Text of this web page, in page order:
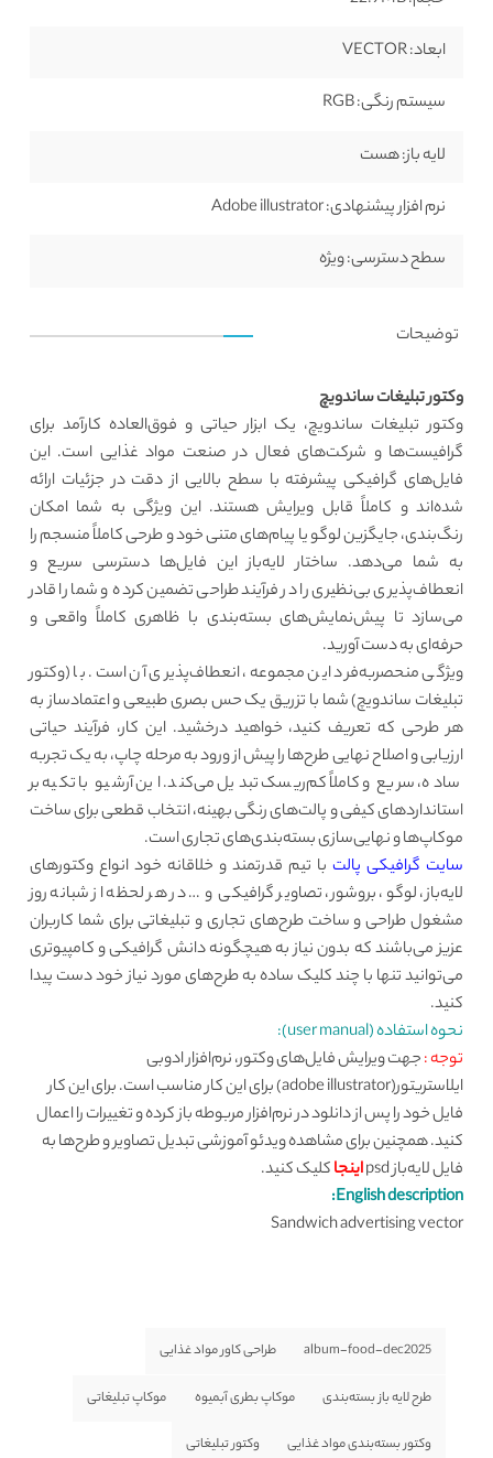
ابعاد:
سیستم رنگی:
لایه باز:هست
نرم افزار پیشنهادی:
سطح دسترسی:ویژه
توضیحات
وکتور تبلیغات ساندویچ
وکتور تبلیغات ساندویچ، یک ابزار حیاتی و فوق‌العاده کارآمد برای
گرافیست‌ها و شرکت‌های فعال در صنعت مواد غذایی است. این
فایل‌های گرافیکی پیشرفته با سطح بالایی از دقت در جزئیات ارائه
شده‌اند و کاملاً قابل ویرایش هستند. این ویژگی به شما امکان
رنگ‌بندی، جایگزین لوگو یا پیام‌های متنی خود و طرحی کاملاً منسجم را
به شما می‌دهد. ساختار لایه‌باز این فایل‌ها دسترسی سریع و
انعطاف‌پذیری بی‌نظیری را در فرآیند طراحی تضمین کرده و شما را قادر
می‌سازد تا پیش‌نمایش‌های بسته‌بندی با ظاهری کاملاً واقعی و
حرفه‌ای به دست آورید.
ویژگی منحصربه‌فرد این مجموعه، انعطاف‌پذیری آن است. با (وکتور
تبلیغات ساندویچ) شما با تزریق یک حس بصری طبیعی و اعتمادساز به
هر طرحی که تعریف کنید، خواهید درخشید. این کار، فرآیند حیاتی
ارزیابی و اصلاح نهایی طرح‌ها را پیش از ورود به مرحله چاپ، به یک تجربه
ساده، سریع و کاملاً کم‌ریسک تبدیل می‌کند. این آرشیو با تکیه بر
استانداردهای کیفی و پالت‌های رنگی بهینه، انتخاب قطعی برای ساخت
موکاپ‌ها و نهایی‌سازی بسته‌بندی‌های تجاری است.
سایت گرافیکی پالتبا تیم قدرتمند و خلاقانه خود انواع وکتورهای
لایه‌باز، لوگو، بروشور، تصاویر گرافیکی و … در هر لحظه از شبانه روز
مشغول طراحی و ساخت طرح‌های تجاری و تبلیغاتی برای شما کاربران
عزیز می‌باشند که بدون نیاز به هیچگونه دانش گرافیکی و کامپیوتری
می‌توانید تنها با چند کلیک ساده به طرح‌های مورد نیاز خود دست پیدا
کنید.
نحوه استفاده (user manual):
توجه :جهت ویرایش فایل‌های وکتور، نرم‌افزار ادوبی
ایلاستریتور(adobe illustrator) برای این کار مناسب است. برای این کار
فایل خود را پس از دانلود در نرم‌افزار مربوطه باز کرده و تغییرات را اعمال
کنید. همچنین برای مشاهده ویدئو آموزشی تبدیل تصاویر و طرح‌ها به
فایل لایه‌باز psd
اینجاکلیک کنید.
English description:
Sandwich advertising vector
album-food-dec2025 طراحی کاور مواد غذایی
طرح لایه باز بسته‌بندی موکاپ بطری آبمیوه موکاپ تبلیغاتی
وکتور بسته‌بندی مواد غذایی وکتور تبلیغاتی